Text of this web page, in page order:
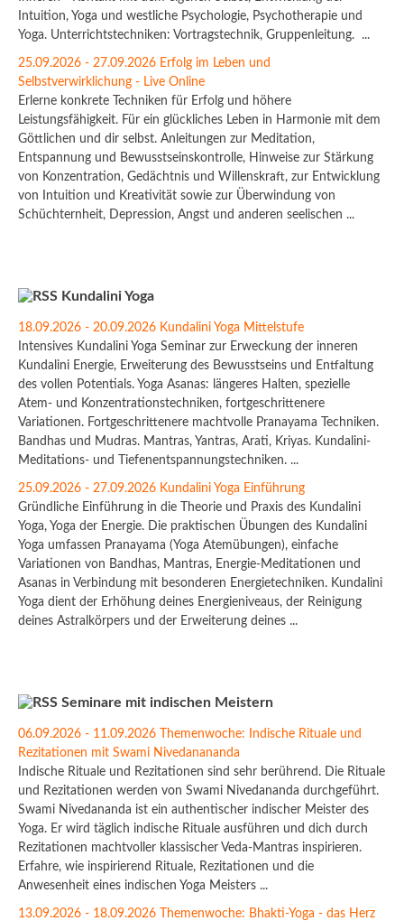
Intuition, Yoga und westliche Psychologie, Psychotherapie und
Yoga. Unterrichtstechniken: Vortragstechnik, Gruppenleitung. ...
25.09.2026 - 27.09.2026 Erfolg im Leben und
Selbstverwirklichung - Live Online
Erlerne konkrete Techniken für Erfolg und höhere
Leistungsfähigkeit. Für ein glückliches Leben in Harmonie mit dem
Göttlichen und dir selbst. Anleitungen zur Meditation,
Entspannung und Bewusstseinskontrolle, Hinweise zur Stärkung
von Konzentration, Gedächtnis und Willenskraft, zur Entwicklung
von Intuition und Kreativität sowie zur Überwindung von
Schüchternheit, Depression, Angst und anderen seelischen ...
Kundalini Yoga
18.09.2026 - 20.09.2026 Kundalini Yoga Mittelstufe
Intensives Kundalini Yoga Seminar zur Erweckung der inneren
Kundalini Energie, Erweiterung des Bewusstseins und Entfaltung
des vollen Potentials. Yoga Asanas: längeres Halten, spezielle
Atem- und Konzentrationstechniken, fortgeschrittenere
Variationen. Fortgeschrittenere machtvolle Pranayama Techniken.
Bandhas und Mudras. Mantras, Yantras, Arati, Kriyas. Kundalini-
Meditations- und Tiefenentspannungstechniken. ...
25.09.2026 - 27.09.2026 Kundalini Yoga Einführung
Gründliche Einführung in die Theorie und Praxis des Kundalini
Yoga, Yoga der Energie. Die praktischen Übungen des Kundalini
Yoga umfassen Pranayama (Yoga Atemübungen), einfache
Variationen von Bandhas, Mantras, Energie-Meditationen und
Asanas in Verbindung mit besonderen Energietechniken. Kundalini
Yoga dient der Erhöhung deines Energieniveaus, der Reinigung
deines Astralkörpers und der Erweiterung deines ...
Seminare mit indischen Meistern
06.09.2026 - 11.09.2026 Themenwoche: Indische Rituale und
Rezitationen mit Swami Nivedanananda
Indische Rituale und Rezitationen sind sehr berührend. Die Rituale
und Rezitationen werden von Swami Nivedananda durchgeführt.
Swami Nivedananda ist ein authentischer indischer Meister des
Yoga. Er wird täglich indische Rituale ausführen und dich durch
Rezitationen machtvoller klassischer Veda-Mantras inspirieren.
Erfahre, wie inspirierend Rituale, Rezitationen und die
Anwesenheit eines indischen Yoga Meisters ...
13.09.2026 - 18.09.2026 Themenwoche: Bhakti-Yoga - das Herz